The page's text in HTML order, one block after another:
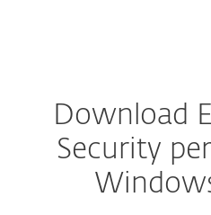
Download
Security